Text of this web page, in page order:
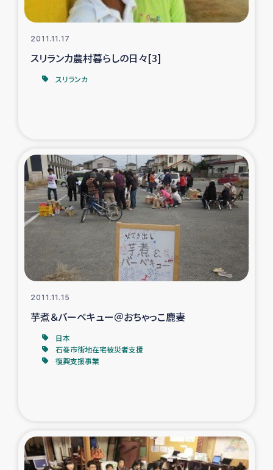
レバノンにおける緊急支援
レバノンでのシリア難民への教育支援事業
神原ゼミxパルシック
石巻市街地在宅被災者支援
復興応援隊の活動
仮設住宅生活支援・農業復興支援
漁業復興支援
インターン・ボランティア日誌
経済自立支援事業
ガザ地区における羊の畜産支援
2011.11.17
スリランカ農村暮らしの日々[3]
スリランカ
2011.11.15
芋煮＆バーベキュー＠おちゃっこ鹿妻
日本
石巻市街地在宅被災者支援
復興支援事業